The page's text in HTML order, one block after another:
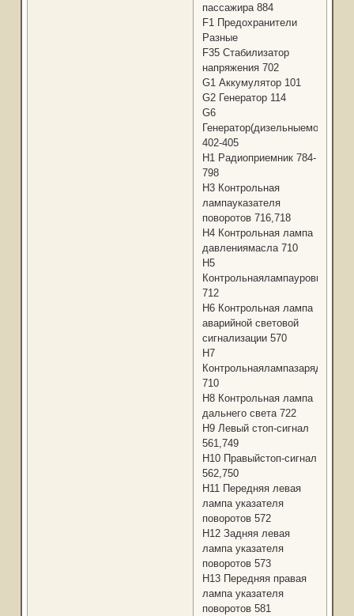
пассажира 884
F1 Предохранители
Разные
F35 Стабилизатор
напряжения 702
G1 Аккумулятор 101
G2 Генератор 114
G6
Генератор(дизельныемодели)
402-405
Н1 Радиоприемник 784-
798
Н3 Контрольная
лампауказателя
поворотов 716,718
Н4 Контрольная лампа
давлениямасла 710
Н5
712
Н6 Контрольная лампа
аварийной световой
сигнализации 570
Н7
710
Н8 Контрольная лампа
дальнего света 722
Н9 Левый стоп-сигнал
561,749
Н10 Правыйстоп-сигнал
562,750
Н11 Передняя левая
лампа указателя
поворотов 572
Н12 Задняя левая
лампа указателя
поворотов 573
Н13 Передняя правая
лампа указателя
поворотов 581